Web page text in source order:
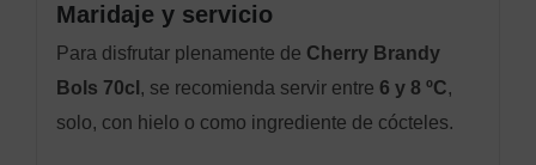
Maridaje y servicio
Para disfrutar plenamente de Cherry Brandy
Bols 70cl , se recomienda servir entre 6 y 8 ºC,
solo, con hielo o como ingrediente de cócteles.